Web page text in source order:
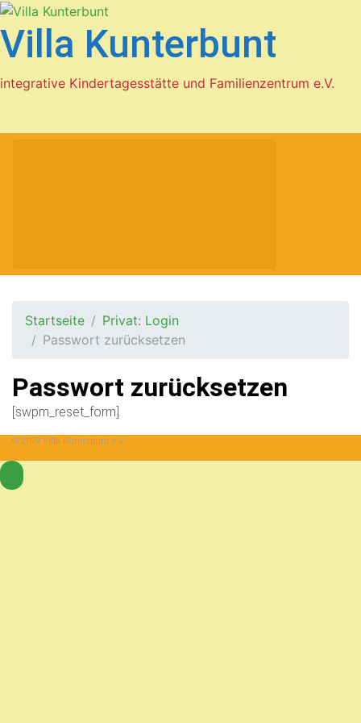
Zum Hauptinhalt springen
Villa Kunterbunt
integrative Kindertagesstätte und Familienzentrum e.V.
Startseite
Privat: Login
Passwort zurücksetzen
Passwort zurücksetzen
[swpm_reset_form]
© 2019 Villa Kunterbunt e.V.